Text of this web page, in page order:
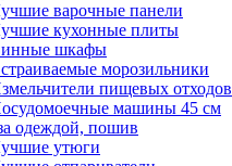
варочные панели
кухонные плиты
шкафы
морозильники
пищевых отходов
машины 45 см
одеждой, пошив
утюги